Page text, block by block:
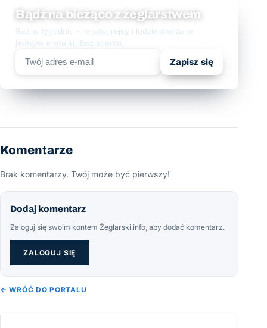
Bądź na bieżąco z żeglarstwem
Raz w tygodniu - regaty, rejsy i ludzie morza w
jednym e-mailu. Bez spamu.
Zapisz się
Komentarze
Brak komentarzy. Twój może być pierwszy!
Dodaj komentarz
Zaloguj się swoim kontem Żeglarski.info, aby dodać komentarz.
ZALOGUJ SIĘ
← WRÓĆ DO PORTALU